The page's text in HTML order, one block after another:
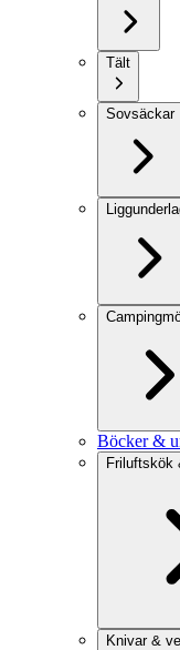
Tält
Sovsäckar
Böcker &
Friluftskök
Knivar &